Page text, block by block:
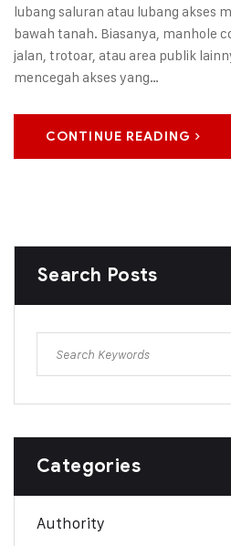
lubang saluran atau lubang akses
bawah tanah. Biasanya, manhole
jalan, trotoar, atau area publik
mencegah akses yang…
CONTINUE READING
Search Posts
Categories
Authority